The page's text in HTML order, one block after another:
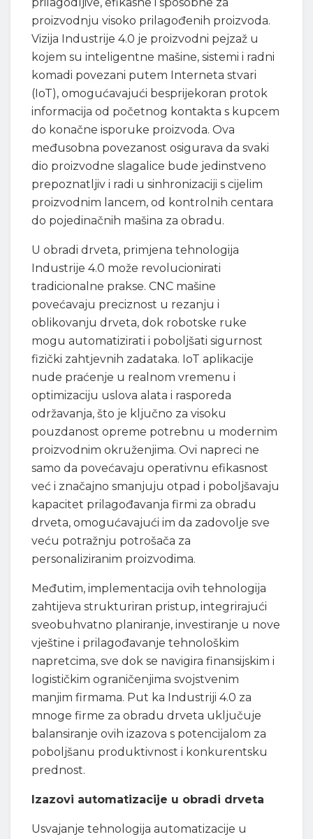
proizvodnju visoko prilagođenih proizvoda.
Vizija Industrije 4.0 je proizvodni pejzaž u
kojem su inteligentne mašine, sistemi i radni
komadi povezani putem Interneta stvari
(IoT), omogućavajući besprijekoran protok
informacija od početnog kontakta s kupcem
do konačne isporuke proizvoda. Ova
međusobna povezanost osigurava da svaki
dio proizvodne slagalice bude jedinstveno
prepoznatljiv i radi u sinhronizaciji s cijelim
proizvodnim lancem, od kontrolnih centara
do pojedinačnih mašina za obradu.
U obradi drveta, primjena tehnologija
Industrije 4.0 može revolucionirati
tradicionalne prakse. CNC mašine
povećavaju preciznost u rezanju i
oblikovanju drveta, dok robotske ruke
mogu automatizirati i poboljšati sigurnost
fizički zahtjevnih zadataka. IoT aplikacije
nude praćenje u realnom vremenu i
optimizaciju uslova alata i rasporeda
održavanja, što je ključno za visoku
pouzdanost opreme potrebnu u modernim
proizvodnim okruženjima. Ovi napreci ne
samo da povećavaju operativnu efikasnost
već i značajno smanjuju otpad i poboljšavaju
kapacitet prilagođavanja firmi za obradu
drveta, omogućavajući im da zadovolje sve
veću potražnju potrošača za
personaliziranim proizvodima.
Međutim, implementacija ovih tehnologija
zahtijeva strukturiran pristup, integrirajući
sveobuhvatno planiranje, investiranje u nove
vještine i prilagođavanje tehnološkim
napretcima, sve dok se navigira finansijskim i
logističkim ograničenjima svojstvenim
manjim firmama. Put ka Industriji 4.0 za
mnoge firme za obradu drveta uključuje
balansiranje ovih izazova s potencijalom za
poboljšanu produktivnost i konkurentsku
prednost.
Izazovi automatizacije u obradi drveta
Usvajanje tehnologija automatizacije u